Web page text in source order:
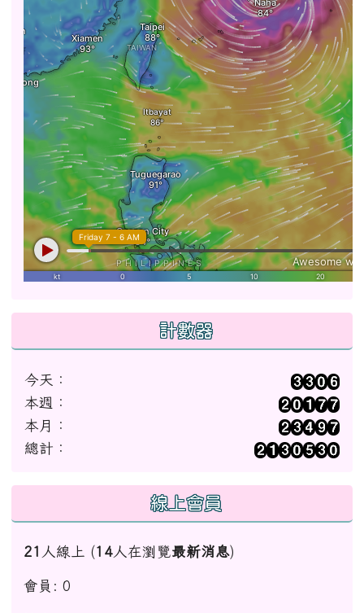
計數器
今天：
本週：
本月：
總計：
線上會員
21 人線上 (14 人在瀏覽最新消息)
會員: 0